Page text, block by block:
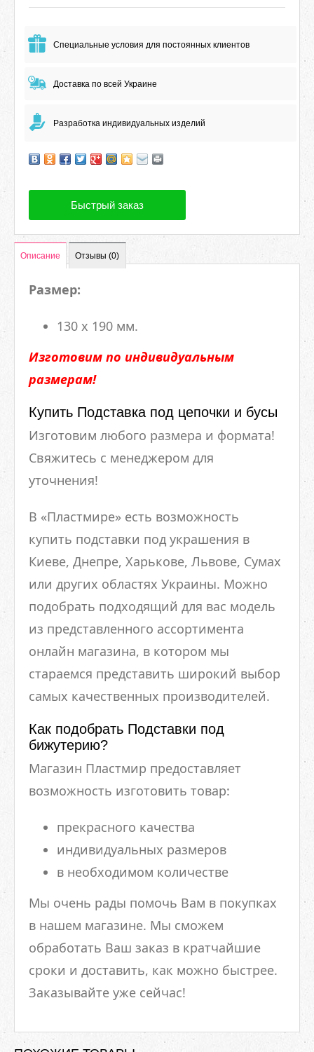
Специальные условия для постоянных клиентов
Доставка по всей Украине
Разработка индивидуальных изделий
Быстрый заказ
Описание Отзывы (0)
Размер:
130 х 190 мм.
Изготовим по индивидуальным
размерам!
Купить Подставка под цепочки и бусы
Изготовим любого размера и формата!
Свяжитесь с менеджером для
уточнения!
В «Пластмире» есть возможность
купить подставки под украшения в
Киеве, Днепре, Харькове, Львове, Сумах
или других областях Украины. Можно
подобрать подходящий для вас модель
из представленного ассортимента
онлайн магазина, в котором мы
стараемся представить широкий выбор
самых качественных производителей.
Как подобрать Подставки под
бижутерию?
Магазин Пластмир предоставляет
возможность изготовить товар:
прекрасного качества
индивидуальных размеров
в необходимом количестве
Мы очень рады помочь Вам в покупках
в нашем магазине. Мы сможем
обработать Ваш заказ в кратчайшие
сроки и доставить, как можно быстрее.
Заказывайте уже сейчас!